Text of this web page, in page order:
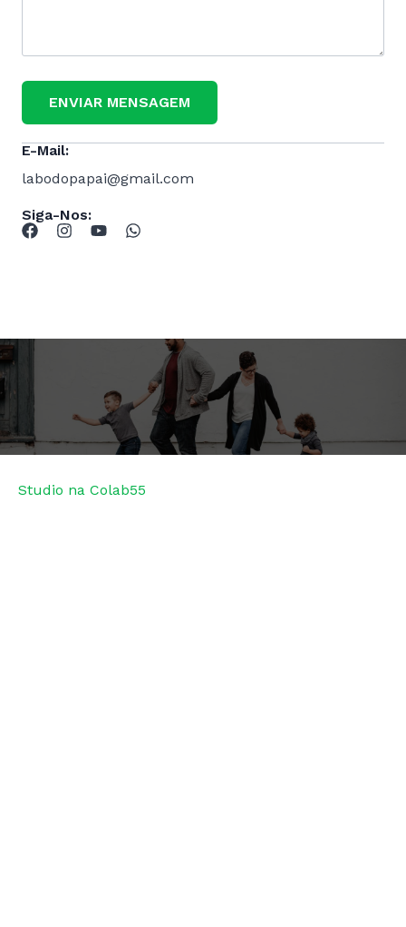
ENVIAR MENSAGEM
E-Mail:
labodopapai@gmail.com
Siga-Nos:
Studio na Colab55